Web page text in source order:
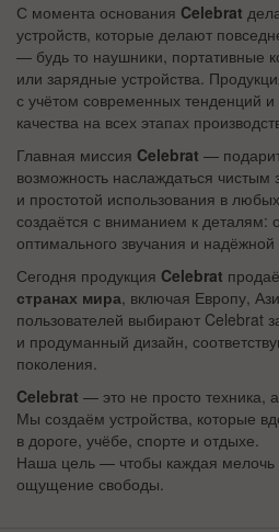
С момента основания Celebrat
устройств, которые делают
— будь то наушники, портативные
или зарядные устройства.
с учётом современных тенденций и
качества на всех этапах
Главная миссия Celebrat —
возможность наслаждаться чистым
и простотой использования в
создаётся с вниманием к
оптимального звучания и надёжной
Сегодня продукция Celebrat
странах мира, включая Европу,
пользователей выбирают Celebrat
и продуманный дизайн,
поколения.
Celebrat — это не просто техника,
Мы создаём устройства, которые
в дороге, учёбе, спорте и отдыхе.
Наша цель — чтобы каждая мелочь
ощущение свободы.